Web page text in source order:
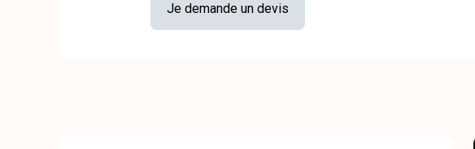
Je demande un devis